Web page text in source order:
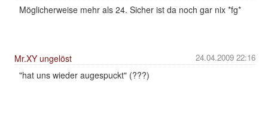
Möglicherweise mehr als 24. Sicher ist da noch gar nix *fg*
24.04.2009 22:16
Mr.XY ungelöst
"hat uns wieder augespuckt" (???)